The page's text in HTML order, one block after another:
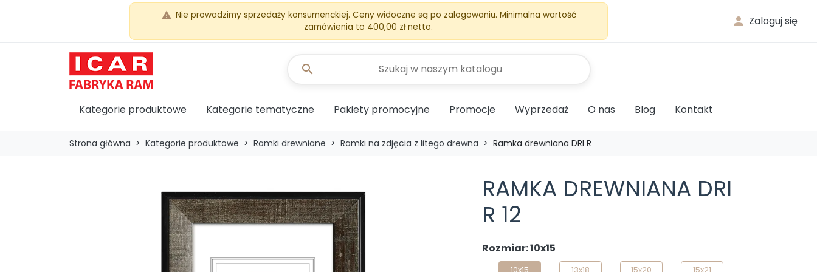
 Zaloguj się
warning Nie prowadzimy sprzedaży konsumenckiej. Ceny widoczne są po zalogowaniu. Minimalna wartość
zamówienia to 400,00 zł netto.
Kategorie produktowe Kategorie tematyczne Pakiety promocyjne Promocje Wyprzedaż O nas Blog Kontakt
search
Strona główna Kategorie produktowe Ramki drewniane Ramki na zdjęcia z litego drewna Ramka drewniana DRI R
RAMKA DREWNIANA DRI
R 12
Rozmiar: 10x15